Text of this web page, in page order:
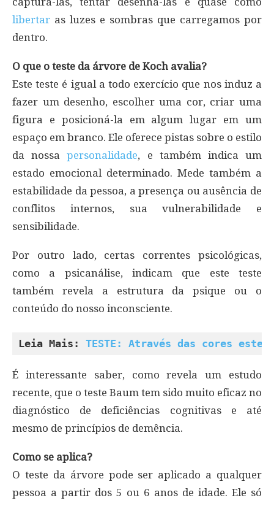
libertar as luzes e sombras que carregamos por
dentro.
O que o teste da árvore de Koch avalia?
Este teste é igual a todo exercício que nos induz a
fazer um desenho, escolher uma cor, criar uma
figura e posicioná-la em algum lugar em um
espaço em branco. Ele oferece pistas sobre o estilo
da nossapersonalidade, e também indica um
estado emocional determinado. Mede também a
estabilidade da pessoa, a presença ou ausência de
conflitos internos, sua vulnerabilidade e
sensibilidade.
Por outro lado, certas correntes psicológicas,
como a psicanálise, indicam que este teste
também revela a estrutura da psique ou o
conteúdo do nosso inconsciente.
Leia Mais: TESTE: Através das cores
É interessante saber, como revela um estudo
recente, que o teste Baum tem sido muito eficaz no
diagnóstico de deficiências cognitivas e até
mesmo de princípios de demência.
Como se aplica?
O teste da árvore pode ser aplicado a qualquer
pessoa a partir dos 5 ou 6 anos de idade. Ele só